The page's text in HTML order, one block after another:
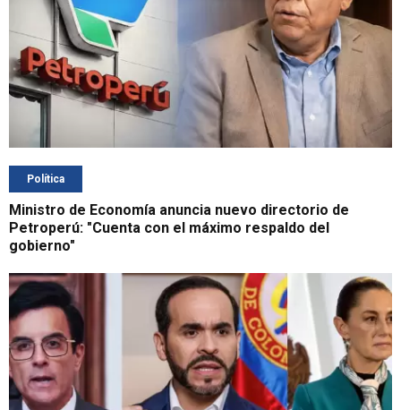
Política
Ministro de Economía anuncia nuevo directorio de
Petroperú: "Cuenta con el máximo respaldo del
gobierno"